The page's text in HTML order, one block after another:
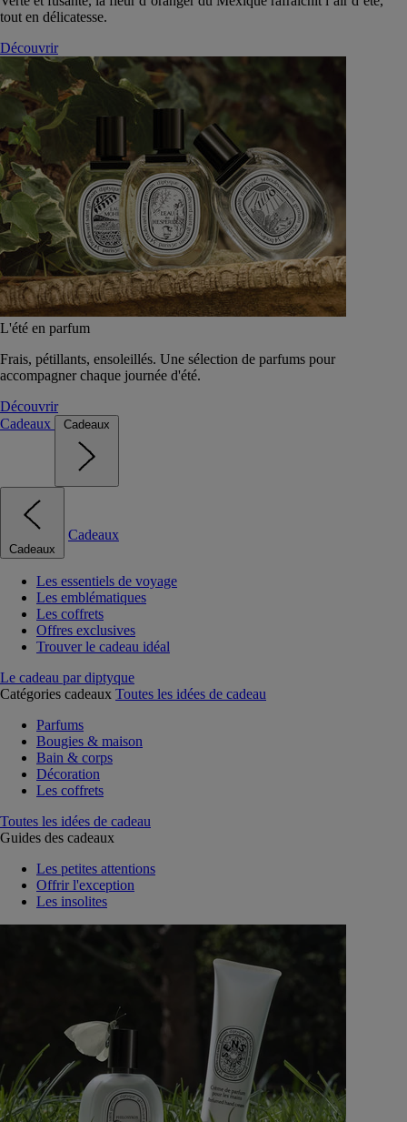
tout en délicatesse.
Découvrir
L'été en parfum
Frais, pétillants, ensoleillés. Une sélection de parfums pour
accompagner chaque journée d'été.
Découvrir
Cadeaux
Cadeaux
Cadeaux
Cadeaux
Les essentiels de voyage
Les emblématiques
Les coffrets
Offres exclusives
Trouver le cadeau idéal
Le cadeau par diptyque
Catégories cadeaux Toutes les idées de cadeau
Parfums
Bougies & maison
Bain & corps
Décoration
Les coffrets
Toutes les idées de cadeau
Guides des cadeaux
Les petites attentions
Offrir l'exception
Les insolites